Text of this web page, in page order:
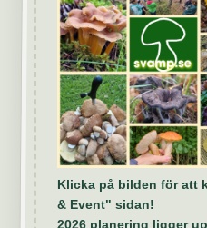
Klicka på bilden för att
& Event" sidan!
2026 planering ligger